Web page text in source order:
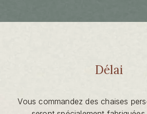
Délai
Vous commandez des chaises